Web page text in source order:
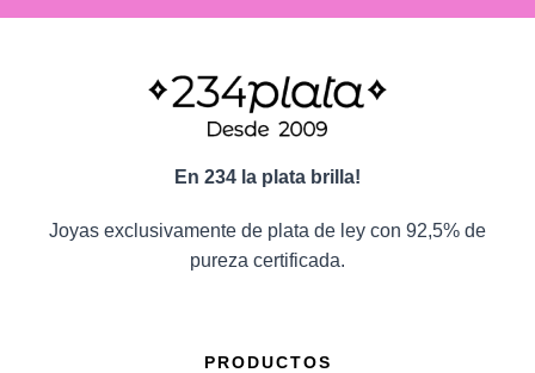
En 234 la plata brilla!
Joyas exclusivamente de plata de ley con 92,5% de
pureza certificada.
PRODUCTOS